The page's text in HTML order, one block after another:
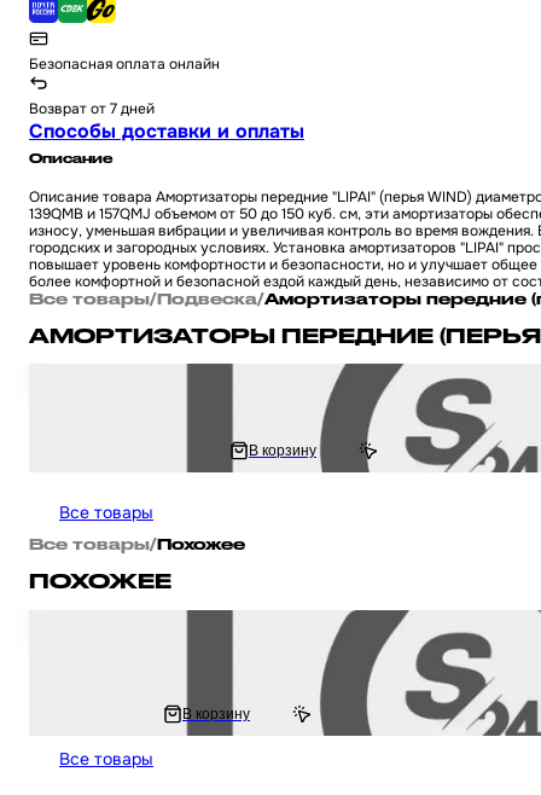
Безопасная оплата онлайн
Возврат от 7 дней
Способы доставки и оплаты
Описание
Описание товара Амортизаторы передние "LIPAI" (перья WIND)
139QMB и 157QMJ объемом от 50 до 150 куб. см, эти амортизаторы
износу, уменьшая вибрации и увеличивая контроль во время
городских и загородных условиях. Установка амортизаторов "LIPAI"
повышает уровень комфортности и безопасности, но и улучшает
более комфортной и безопасной ездой каждый день, независимо от
Все товары/Подвеска/Амортизаторы передние
АМОРТИЗАТОРЫ ПЕРЕДНИЕ
Амортизаторы передние на мопед и мотоцикл (перья) DELTA / Дельта
В корзину
Все товары
Все товары/Похожее
ПОХОЖЕЕ
Амортизаторы передние на мопед (перья) STORM VICTORY d30 "LIPAI"
В корзину
Все товары